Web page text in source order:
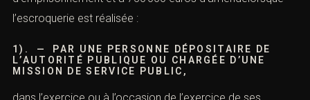
frauduleux, dans l’intention de tromper sa victime. Au
coupable. Si l’escroquerie est caractérisée, son auteur
est susceptible d’être puni d’une peine de cinq ans
d’emprisonnement et de 375 000euros d’amende